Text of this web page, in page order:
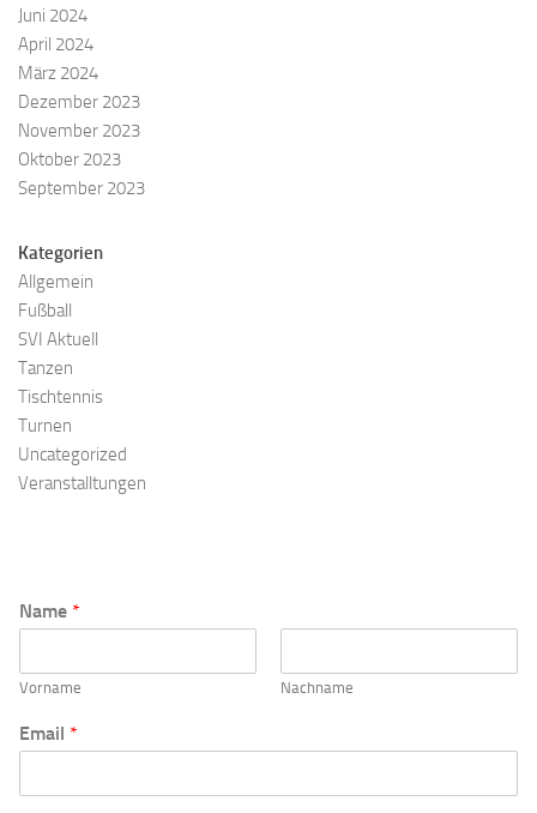
Juni 2024
April 2024
März 2024
Dezember 2023
November 2023
Oktober 2023
September 2023
Kategorien
Allgemein
Fußball
SVI Aktuell
Tanzen
Tischtennis
Turnen
Uncategorized
Veranstalltungen
Name *
Vorname Nachname
E
m
i
Email *